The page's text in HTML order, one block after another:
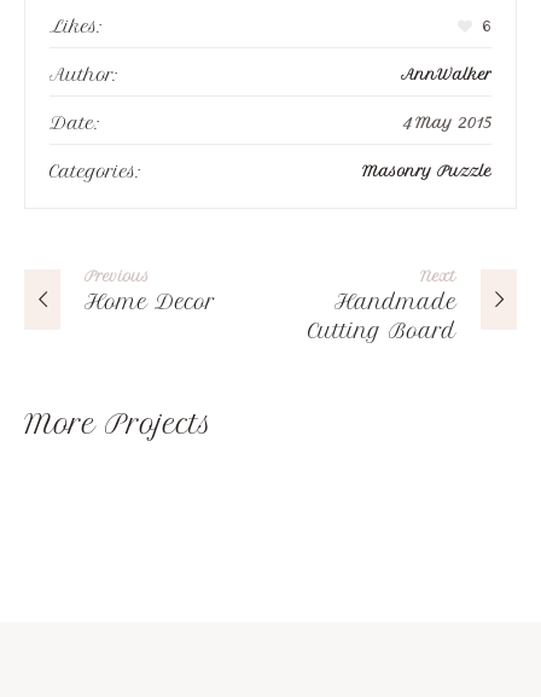
Likes: 6
Author: AnnWalker
Date: 4 May 2015
Categories: Masonry Puzzle
Previous
Home Decor
Next
Handmade
Cutting Board
More Projects